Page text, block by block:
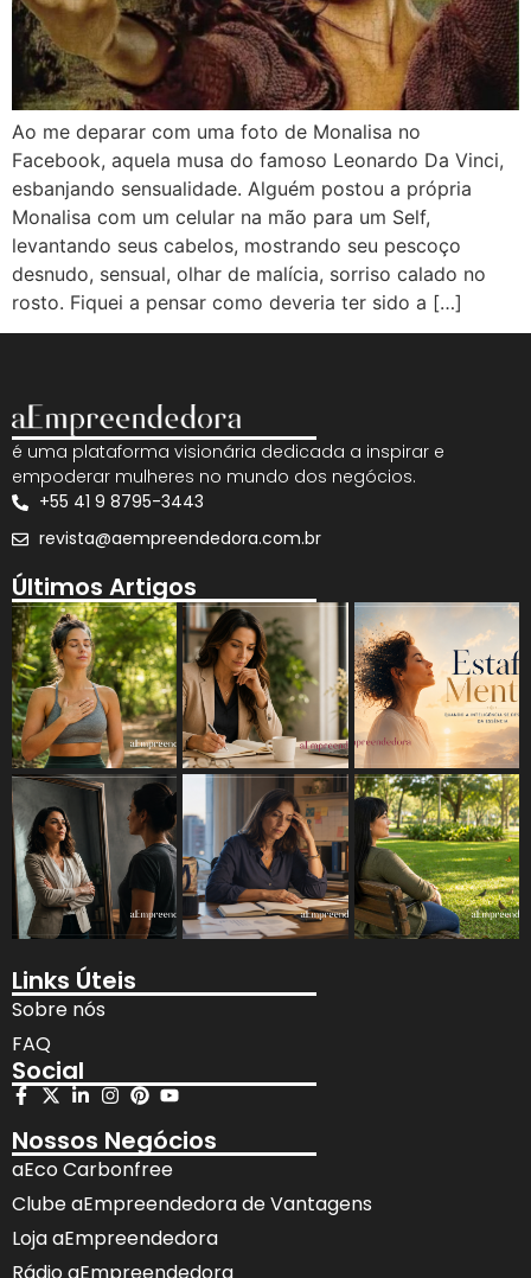
Ao me deparar com uma foto de Monalisa no
Facebook, aquela musa do famoso Leonardo Da Vinci,
esbanjando sensualidade. Alguém postou a própria
Monalisa com um celular na mão para um Self,
levantando seus cabelos, mostrando seu pescoço
desnudo, sensual, olhar de malícia, sorriso calado no
rosto. Fiquei a pensar como deveria ter sido a […]
é uma plataforma visionária dedicada a inspirar e
empoderar mulheres no mundo dos negócios.
+55 41 9 8795-3443
revista@aempreendedora.com.br
Últimos Artigos
Links Úteis
Sobre nós
FAQ
Social
Nossos Negócios
aEco Carbonfree
Clube aEmpreendedora de Vantagens
Loja aEmpreendedora